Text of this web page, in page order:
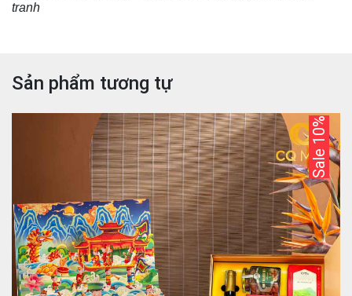
tranh
Sản phẩm tương tự
Sale 10%